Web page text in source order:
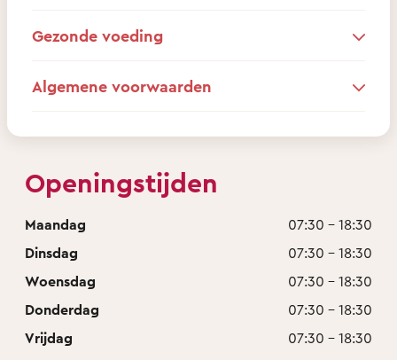
Gezonde voeding
Algemene voorwaarden
Openingstijden
Maandag
07:30 - 18:30
Dinsdag
07:30 - 18:30
Woensdag
07:30 - 18:30
Donderdag
07:30 - 18:30
Vrijdag
07:30 - 18:30